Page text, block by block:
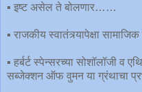
▪️ इष्ट असेल ते बोलणार……
▪️ राजकीय स्वातंत्र्यापेक्षा
▪️ हर्बर्ट स्पेन्सरच्या सोशॉलॉजी व
सब्जेक्शन ऑफ वुमन या ग्रंथाचा